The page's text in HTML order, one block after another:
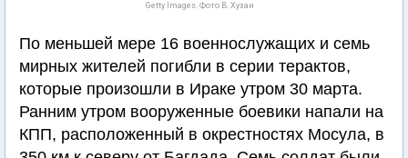
Getty Images. Фото В. Хузаи
По меньшей мере 16 военнослужащих и семь
мирных жителей погибли в серии терактов,
которые произошли в Ираке утром 30 марта.
Ранним утром вооруженные боевики напали на
КПП, расположенный в окрестностях Мосула, в